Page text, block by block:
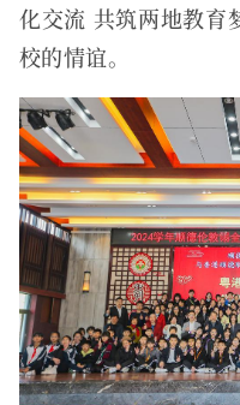
化交流 共筑两地教
校的情谊。